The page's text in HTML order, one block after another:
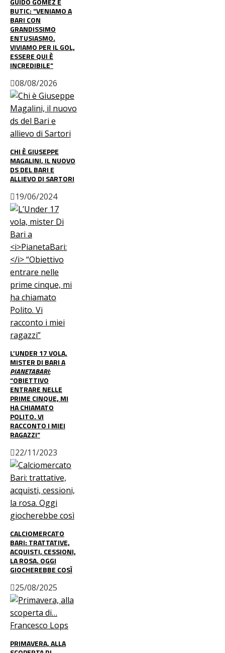
BUTIC: “VENIAMO A
BARI CON
GRANDISSIMO
ENTUSIASMO.
VIVIAMO PER IL GOL,
ESSERE QUI È
INCREDIBILE”
08/08/2026
CHI È GIUSEPPE
MAGALINI, IL NUOVO
DS DEL BARI E
ALLIEVO DI SARTORI
19/06/2024
L’UNDER 17 VOLA,
MISTER DI BARI A
PIANETABARI:
“OBIETTIVO
ENTRARE NELLE
PRIME CINQUE, MI
HA CHIAMATO
POLITO. VI
RACCONTO I MIEI
RAGAZZI”
22/11/2023
CALCIOMERCATO
BARI: TRATTATIVE,
ACQUISTI, CESSIONI,
LA ROSA. OGGI
GIOCHEREBBE COSÌ
25/08/2025
PRIMAVERA, ALLA